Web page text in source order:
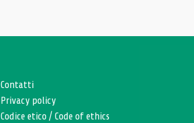
Contatti
Privacy policy
Codice etico /Code of ethics